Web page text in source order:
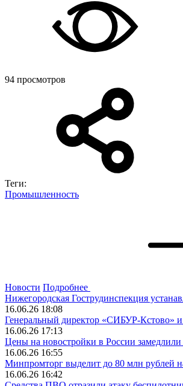
94 просмотров
Теги:
Промышленность
Новости Подробнее
Нижегородская Гострудинспекция
16.06.26 18:08
Генеральный директор «СИБУР-Кстово»
16.06.26 17:13
Цены на новостройки в России
16.06.26 16:55
Минпромторг выделит до 80 млн рублей
16.06.26 16:42